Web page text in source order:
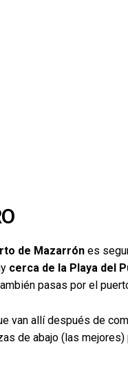
de Mazarrón es
cerca de la Playa del
pasas por el
van allí después de
de abajo (las